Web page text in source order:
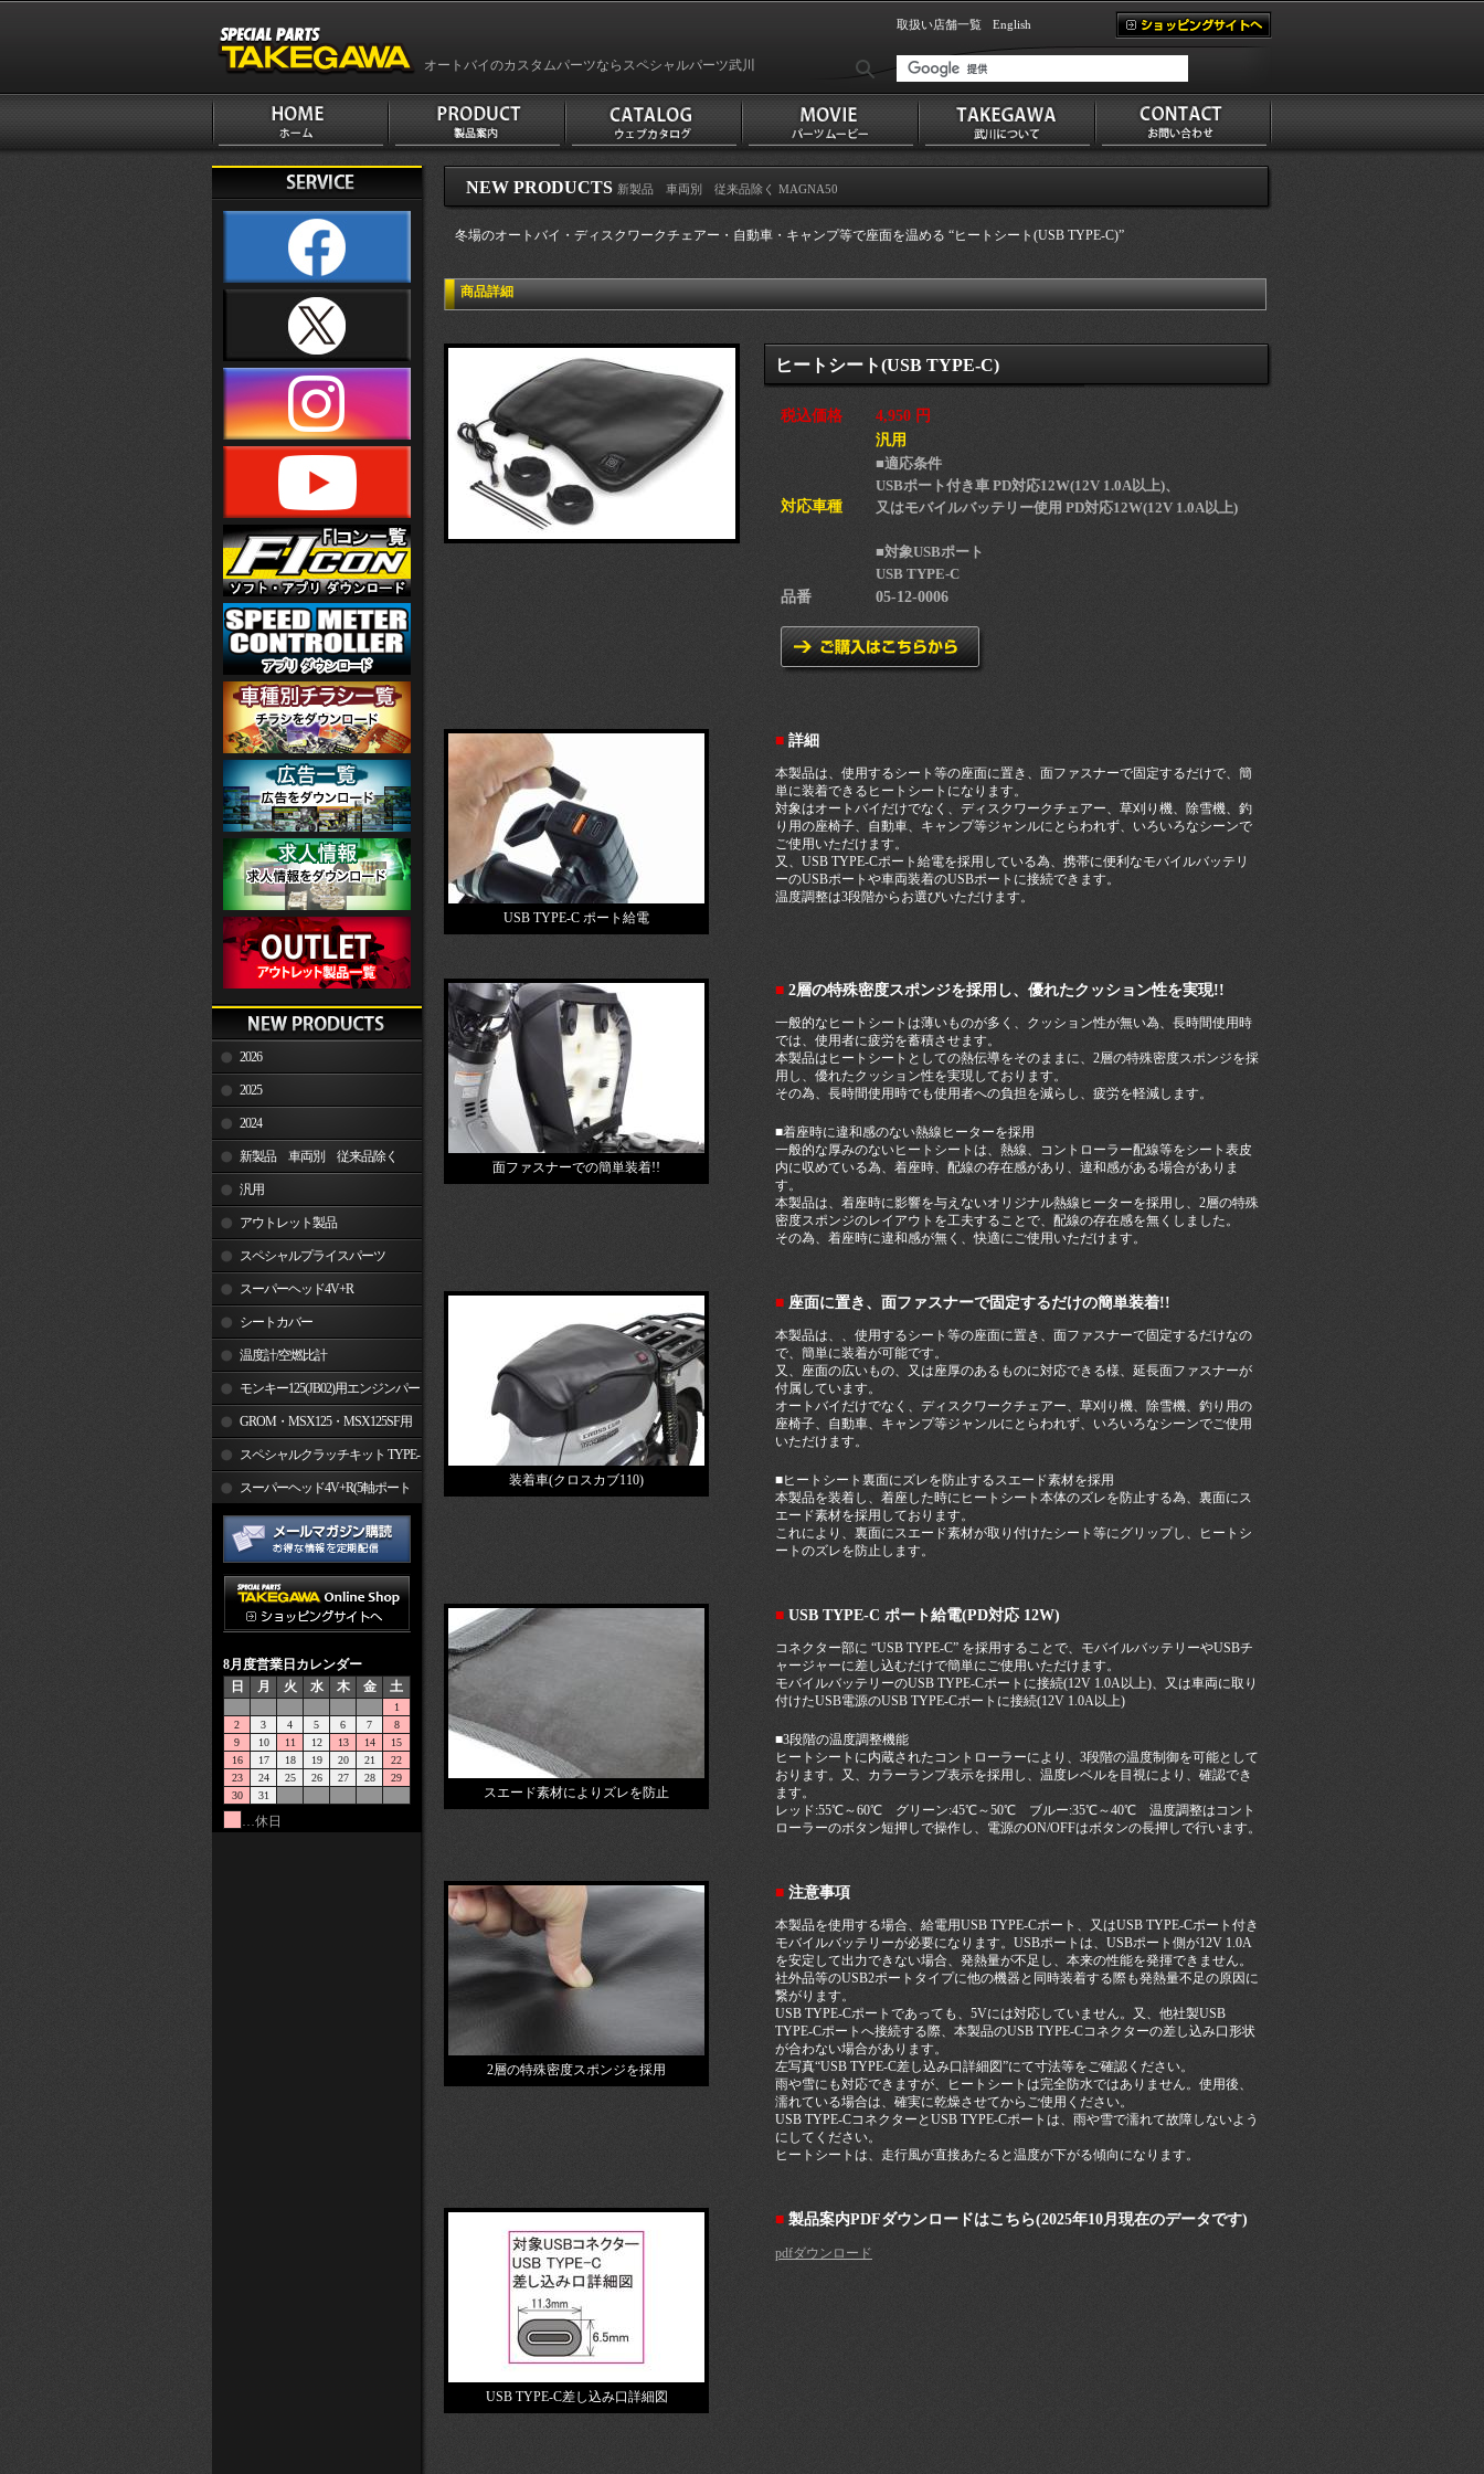
オートバイのカスタムパーツならスペシャルパーツ武川
取扱い店舗一覧 English
2026
2025
2024
新製品 車両別 従来品除く
汎用
アウトレット製品
スペシャルプライスパーツ
スーパーヘッド4V+R
シートカバー
温度計/空燃比計
モンキー125(JB02)用エンジンパー
ツ GROM・MSX125・MSX125SF用
エンジンパーツ
スペシャルクラッチキット TYPE-
スーパーヘッド4V+R(5軸ポート
加工)
8月度営業日カレンダー
日
月 火 水 木 金 土
1
2
3 4 5 6 7
8
9
10 11 12 13 14
15
16
17 18 19 20 21
22
23
24 25 26 27 28
29
30
31
…休日
NEW PRODUCTS 新製品 車両別 従来品除く MAGNA50
冬場のオートバイ・ディスクワークチェアー・自動車・キャンプ等で座面を温める “ヒートシート(USB TYPE-C)”
商品詳細
ヒートシート(USB TYPE-C)
税込価格 4,950 円
対応車種
汎用
■適応条件
USBポート付き車 PD対応12W(12V 1.0A以上)、
又はモバイルバッテリー使用 PD対応12W(12V 1.0A以上)
■対象USBポート
USB TYPE-C
品番
05-12-0006
USB TYPE-C ポート給電
■ 詳細
本製品は、使用するシート等の座面に置き、面ファスナーで固定するだけで、簡
単に装着できるヒートシートになります。
対象はオートバイだけでなく、ディスクワークチェアー、草刈り機、除雪機、釣
り用の座椅子、自動車、キャンプ等ジャンルにとらわれず、いろいろなシーンで
ご使用いただけます。
又、USB TYPE-Cポート給電を採用している為、携帯に便利なモバイルバッテリ
ーのUSBポートや車両装着のUSBポートに接続できます。
温度調整は3段階からお選びいただけます。
面ファスナーでの簡単装着!!
■ 2層の特殊密度スポンジを採用し、優れたクッション性を実現!!
一般的なヒートシートは薄いものが多く、クッション性が無い為、長時間使用時
では、使用者に疲労を蓄積させます。
本製品はヒートシートとしての熱伝導をそのままに、2層の特殊密度スポンジを採
用し、優れたクッション性を実現しております。
その為、長時間使用時でも使用者への負担を減らし、疲労を軽減します。
■着座時に違和感のない熱線ヒーターを採用
一般的な厚みのないヒートシートは、熱線、コントローラー配線等をシート表皮
内に収めている為、着座時、配線の存在感があり、違和感がある場合がありま
す。
本製品は、着座時に影響を与えないオリジナル熱線ヒーターを採用し、2層の特殊
密度スポンジのレイアウトを工夫することで、配線の存在感を無くしました。
その為、着座時に違和感が無く、快適にご使用いただけます。
装着車(クロスカブ110)
■ 座面に置き、面ファスナーで固定するだけの簡単装着!!
本製品は、、使用するシート等の座面に置き、面ファスナーで固定するだけなの
で、簡単に装着が可能です。
又、座面の広いもの、又は座厚のあるものに対応できる様、延長面ファスナーが
付属しています。
オートバイだけでなく、ディスクワークチェアー、草刈り機、除雪機、釣り用の
座椅子、自動車、キャンプ等ジャンルにとらわれず、いろいろなシーンでご使用
いただけます。
■ヒートシート裏面にズレを防止するスエード素材を採用
本製品を装着し、着座した時にヒートシート本体のズレを防止する為、裏面にス
エード素材を採用しております。
これにより、裏面にスエード素材が取り付けたシート等にグリップし、ヒートシ
ートのズレを防止します。
スエード素材によりズレを防止
■ USB TYPE-C ポート給電(PD対応 12W)
コネクター部に “USB TYPE-C” を採用することで、モバイルバッテリーやUSBチ
ャージャーに差し込むだけで簡単にご使用いただけます。
モバイルバッテリーのUSB TYPE-Cポートに接続(12V 1.0A以上)、又は車両に取り
付けたUSB電源のUSB TYPE-Cポートに接続(12V 1.0A以上)
■3段階の温度調整機能
ヒートシートに内蔵されたコントローラーにより、3段階の温度制御を可能として
おります。又、カラーランプ表示を採用し、温度レベルを目視により、確認でき
ます。
レッド:55℃～60℃ グリーン:45℃～50℃ ブルー:35℃～40℃ 温度調整はコント
ローラーのボタン短押しで操作し、電源のON/OFFはボタンの長押しで行います。
2層の特殊密度スポンジを採用
■ 注意事項
本製品を使用する場合、給電用USB TYPE-Cポート、又はUSB TYPE-Cポート付き
モバイルバッテリーが必要になります。USBポートは、USBポート側が12V 1.0A
を安定して出力できない場合、発熱量が不足し、本来の性能を発揮できません。
社外品等のUSB2ポートタイプに他の機器と同時装着する際も発熱量不足の原因に
繋がります。
USB TYPE-Cポートであっても、5Vには対応していません。又、他社製USB
TYPE-Cポートへ接続する際、本製品のUSB TYPE-Cコネクターの差し込み口形状
が合わない場合があります。
左写真“USB TYPE-C差し込み口詳細図”にて寸法等をご確認ください。
雨や雪にも対応できますが、ヒートシートは完全防水ではありません。使用後、
濡れている場合は、確実に乾燥させてからご使用ください。
USB TYPE-CコネクターとUSB TYPE-Cポートは、雨や雪で濡れて故障しないよう
にしてください。
ヒートシートは、走行風が直接あたると温度が下がる傾向になります。
USB TYPE-C差し込み口詳細図
■ 製品案内PDFダウンロードはこちら(2025年10月現在のデータです)
pdfダウンロード